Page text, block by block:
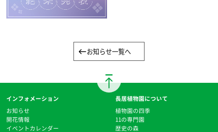
お知らせ一覧へ
インフォメーション
お知らせ
開花情報
イベントカレンダー
長居植物園について
植物園の四季
11の専門園
歴史の森